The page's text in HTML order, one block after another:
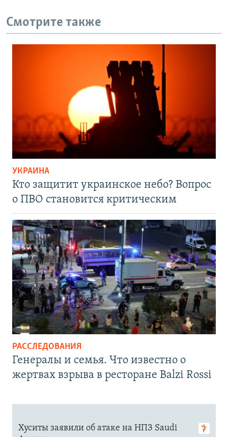
Смотрите также
УКРАИНА
Кто защитит украинское небо? Вопрос
о ПВО становится критическим
РАССЛЕДОВАНИЯ
Генералы и семья. Что известно о
жертвах взрыва в ресторане Balzi Rossi